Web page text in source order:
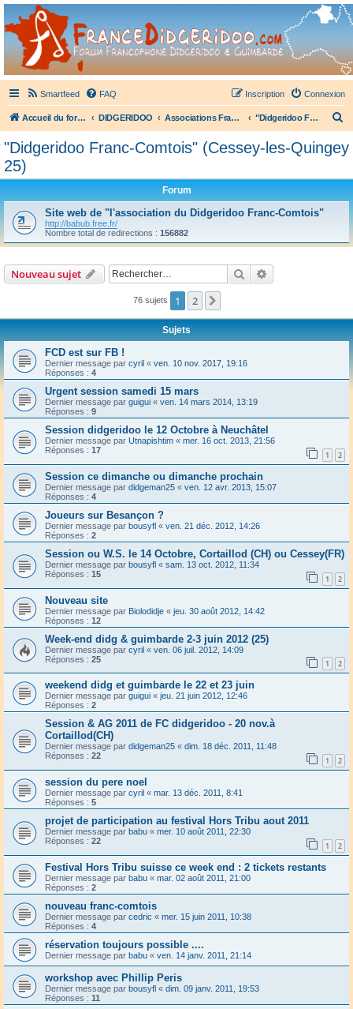
France Didgeridoo
Didgeridoo et Guimbarde sur France Didgeridoo - retrouvez la communauté.
Smartfeed FAQ Connexion
Inscription
Accueil du forum DIDGERIDOO Associations Françaises de Didgeridoo "Didgeridoo Franc-Comtois" (Cessey-les-Quingey 25)
c
h
"Didgeridoo Franc-Comtois" (Cessey-les-Quingey
25)
Forum
Site web de "l'association du Didgeridoo Franc-Comtois"
http://babub.free.fr/
Nombre total de redirections : 156882
Nouveau sujet Rechercher
76 sujets 1 2
Sujets
FCD est sur FB !
Dernier message par cyril « ven. 10 nov. 2017, 19:16
Réponses : 4
Urgent session samedi 15 mars
Dernier message par guigui « ven. 14 mars 2014, 13:19
Réponses : 9
Session didgeridoo le 12 Octobre à Neuchâtel
Dernier message par Utnapishtim « mer. 16 oct. 2013, 21:56
Réponses : 17 1 2
Session ce dimanche ou dimanche prochain
Dernier message par didgeman25 « ven. 12 avr. 2013, 15:07
Réponses : 4
Joueurs sur Besançon ?
Dernier message par bousyfl « ven. 21 déc. 2012, 14:26
Réponses : 2
Session ou W.S. le 14 Octobre, Cortaillod (CH) ou Cessey(FR)
Dernier message par bousyfl « sam. 13 oct. 2012, 11:34
Réponses : 15 1 2
Nouveau site
Dernier message par Biolodidje « jeu. 30 août 2012, 14:42
Réponses : 12
Week-end didg & guimbarde 2-3 juin 2012 (25)
Dernier message par cyril « ven. 06 juil. 2012, 14:09
Réponses : 25 1 2
weekend didg et guimbarde le 22 et 23 juin
Dernier message par guigui « jeu. 21 juin 2012, 12:46
Réponses : 2
Session & AG 2011 de FC didgeridoo - 20 nov.à
Cortaillod(CH)
Dernier message par didgeman25 « dim. 18 déc. 2011, 11:48
Réponses : 22 1 2
session du pere noel
Dernier message par cyril « mar. 13 déc. 2011, 8:41
Réponses : 5
projet de participation au festival Hors Tribu aout 2011
Dernier message par babu « mer. 10 août 2011, 22:30
Réponses : 22 1 2
Festival Hors Tribu suisse ce week end : 2 tickets restants
Dernier message par babu « mar. 02 août 2011, 21:00
Réponses : 2
nouveau franc-comtois
Dernier message par cedric « mer. 15 juin 2011, 10:38
Réponses : 4
réservation toujours possible ....
Dernier message par babu « ven. 14 janv. 2011, 21:14
workshop avec Phillip Peris
Dernier message par bousyfl « dim. 09 janv. 2011, 19:53
Réponses : 11